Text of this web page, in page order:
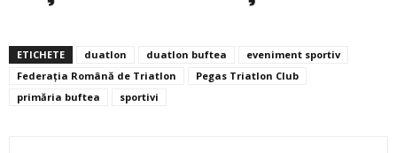
ETICHETE duatlon duatlon buftea
eveniment sportiv
Federația Română de Triatlon
Pegas Triatlon Club
primăria buftea
sportivi